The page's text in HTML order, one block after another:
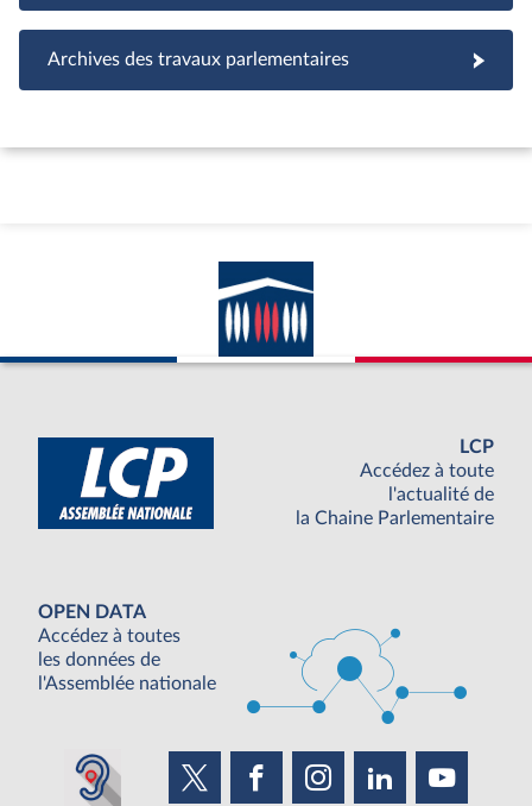
Archives des travaux parlementaires
LCP
Accédez à toute
l'actualité de
la Chaine Parlementaire
OPEN DATA
Accédez à toutes
les données de
l'Assemblée nationale